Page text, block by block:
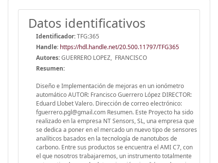
Datos identificativos
Identificador:TFG:365
Handle: https://hdl.handle.net/20.500.11797/TFG365
Autores:GUERRERO LOPEZ, FRANCISCO
Resumen:
Diseño e Implementación de mejoras en un ionómetro
automático AUTOR: Francisco Guerrero López DIRECTOR:
Eduard Llobet Valero. Dirección de correo electrónico:
fguerrero.pgl@gmail.com Resumen. Este Proyecto ha sido
realizado en la empresa NT Sensors, SL, una empresa que
se dedica a poner en el mercado un nuevo tipo de sensores
analíticos basados en la tecnología de nanotubos de
carbono. Entre sus productos se encuentra el AMI C7, con
el que nosotros trabajaremos, un instrumento totalmente